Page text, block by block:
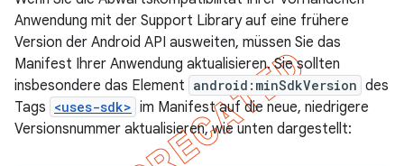
Anwendung mit der Support Library auf eine frühere
Version der Android API ausweiten, müssen Sie das
Manifest Ihrer Anwendung aktualisieren. Sie sollten
insbesondere das Element android:minSdkVersion des
Tags <uses-sdk> im Manifest auf die neue, niedrigere
Versionsnummer aktualisieren, wie unten dargestellt: